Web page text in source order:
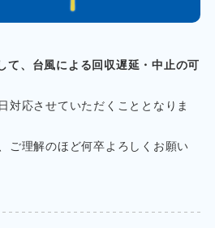
、台風による回収遅延・中止の可
対応させていただくこととなりま
ご理解のほど何卒よろしくお願い